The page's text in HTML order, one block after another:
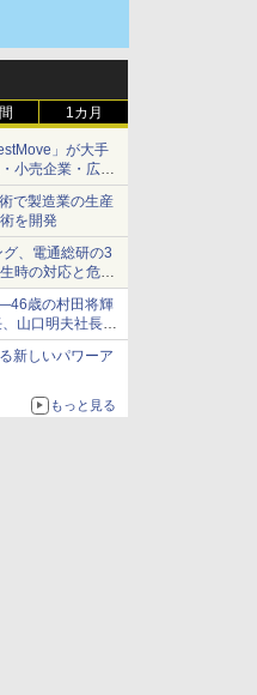
1カ月
」が大手
小売企業・広告
で製造業の生産
を開発
、電通総研の3
時の対応と危機
ログラムを提供
歳の村田将輝
山口明夫社長は
新しいパワーア
もっと見る